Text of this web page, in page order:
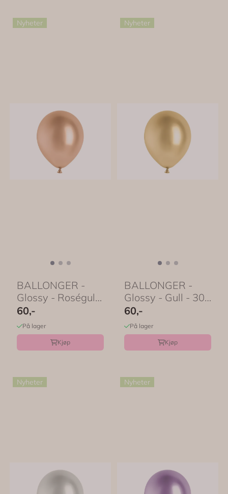
Nyheter
BALLONGER -
Glossy - Roségull
- 30 cm - 10 pk -
PartyDeco
60,-
På lager
Kjøp
Nyheter
BALLONGER -
Glossy - Gull - 30
cm - 10 pk -
PartyDeco
60,-
På lager
Kjøp
Nyheter Nyheter